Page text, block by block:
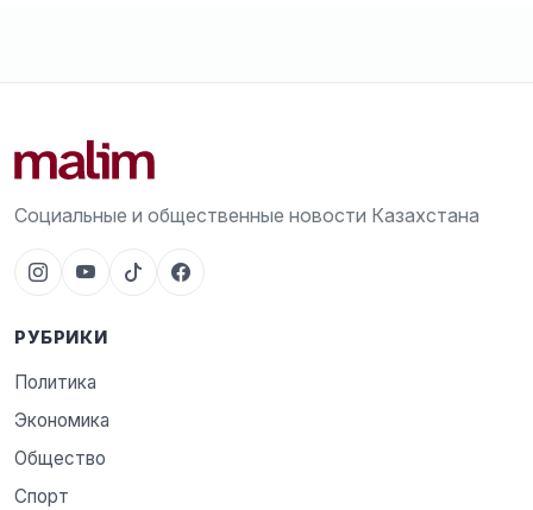
Социальные и общественные новости Казахстана
РУБРИКИ
Политика
Экономика
Общество
Спорт